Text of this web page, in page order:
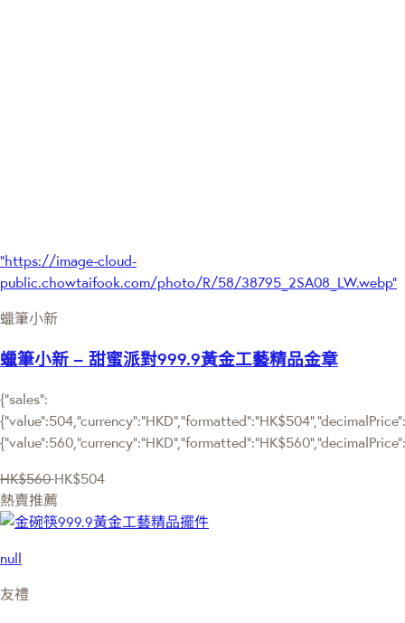
"https://image-cloud-
public.chowtaifook.com/photo/R/58/38795_2SA08_LW.webp"
蠟筆小新
蠟筆小新 – 甜蜜派對999.9黃金工藝精品金章
{"sales":
HK$560 HK$504
熱賣推薦
null
友禮